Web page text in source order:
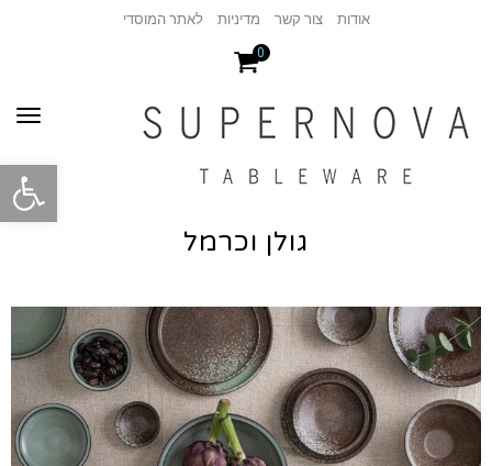
פתח
אודות צור קשר מדיניות לאתר המוסדי
0
גולן וכרמל